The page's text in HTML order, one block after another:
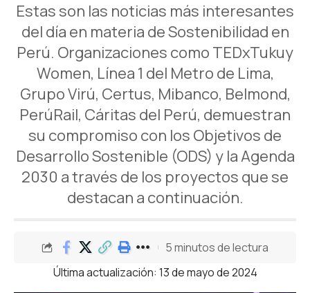
Estas son las noticias más interesantes
del día en materia de Sostenibilidad en
Perú. Organizaciones como TEDxTukuy
Women, Línea 1 del Metro de Lima,
Grupo Virú, Certus, Mibanco, Belmond,
PerúRail, Cáritas del Perú, demuestran
su compromiso con los Objetivos de
Desarrollo Sostenible (ODS) y la Agenda
2030 a través de los proyectos que se
destacan a continuación.
Última actualización: 13 de mayo de 2024
5 minutos de lectura